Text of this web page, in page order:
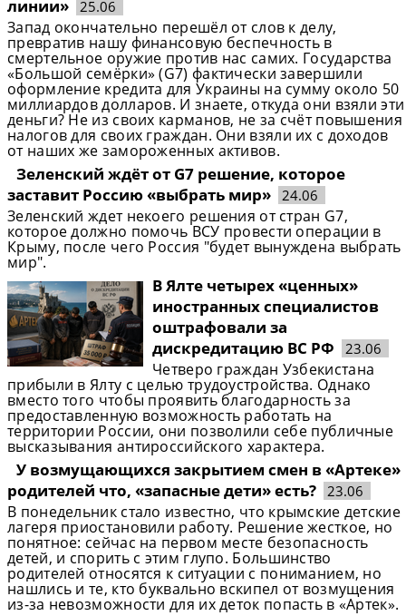
линии» 25.06
Запад окончательно перешёл от слов к делу,
превратив нашу финансовую беспечность в
смертельное оружие против нас самих. Государства
«Большой семёрки» (G7) фактически завершили
оформление кредита для Украины на сумму около 50
миллиардов долларов. И знаете, откуда они взяли эти
деньги? Не из своих карманов, не за счёт повышения
налогов для своих граждан. Они взяли их с доходов
от наших же замороженных активов.
Зеленский ждёт от G7 решение, которое
заставит Россию «выбрать мир» 24.06
Зеленский ждет некоего решения от стран G7,
которое должно помочь ВСУ провести операции в
Крыму, после чего Россия "будет вынуждена выбрать
мир".
В Ялте четырех «ценных»
иностранных специалистов
оштрафовали за
дискредитацию ВС РФ
23.06
Четверо граждан Узбекистана
прибыли в Ялту с целью трудоустройства. Однако
вместо того чтобы проявить благодарность за
предоставленную возможность работать на
территории России, они позволили себе публичные
высказывания антироссийского характера.
У возмущающихся закрытием смен в «Артеке»
родителей что, «запасные дети» есть? 23.06
В понедельник стало известно, что крымские детские
лагеря приостановили работу. Решение жесткое, но
понятное: сейчас на первом месте безопасность
детей, и спорить с этим глупо. Большинство
родителей относятся к ситуации с пониманием, но
нашлись и те, кто буквально вскипел от возмущения
из-за невозможности для их деток попасть в «Артек».